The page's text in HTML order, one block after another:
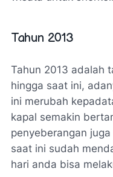
Tahun 2013
Tahun 2013 adalah
hingga saat ini,
ini merubah
kapal semakin
penyeberangan
saat ini sudah
hari anda bisa